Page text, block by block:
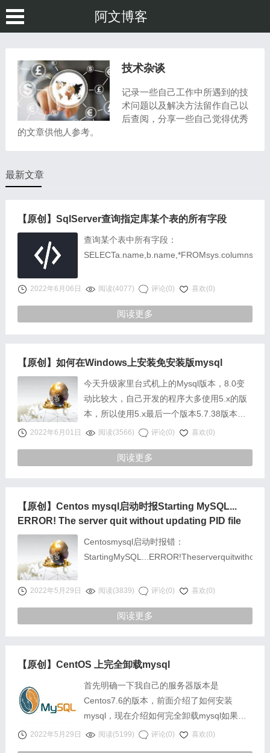
阿文博客
技术杂谈
记录一些自己工作中所遇到的技
术问题以及解决方法留作自己以
后查阅，分享一些自己觉得优秀
的文章供他人参考。
最新文章
【原创】SqlServer查询指定库某个表的所有字段
查询某个表中所有字段：
2022年6月06日 阅读(4077) 评论(0) 喜欢(0)
阅读更多
【原创】如何在Windows上安装免安装版mysql
今天升级家里台式机上的Mysql版本，8.0变
动比较大，自己开发的程序大多使用5.x的版
本，所以使用5.x最后一个版本5.7.38版本。
以下为安装步骤作为自己的笔记……
2022年6月01日 阅读(3566) 评论(0) 喜欢(0)
阅读更多
【原创】Centos mysql启动时报Starting MySQL...
ERROR! The server quit without updating PID file
Centosmysql启动时报错：
2022年5月29日 阅读(3839) 评论(0) 喜欢(0)
阅读更多
【原创】CentOS 上完全卸载mysql
首先明确一下我自己的服务器版本是
Centos7.6的版本，前面介绍了如何安装
mysql，现在介绍如何完全卸载mysql如果你
是使用yum安装的mysql……
2022年5月29日 阅读(5199) 评论(0) 喜欢(0)